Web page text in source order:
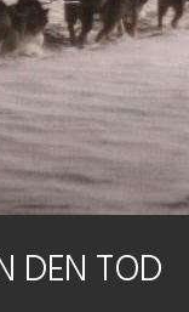
DEN TOD